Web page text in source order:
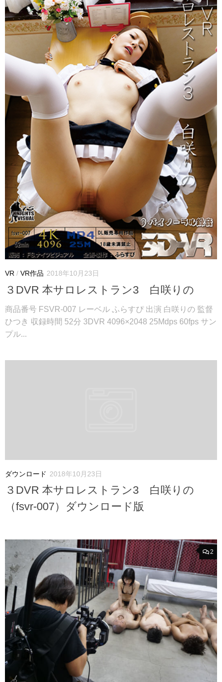
VR / VR作品 2018年10月23日
３DVR 本サロレストラン3 白咲りの
商品番号 FSVR-007 レーベル ふらすぴ 出演 白咲りの 監督
ひつき 収録時間 52分 3DVR 4096×2048 25Mdps 60fps サン
プル...
ダウンロード 2018年10月23日
３DVR 本サロレストラン3 白咲りの
（fsvr-007）ダウンロード版
2